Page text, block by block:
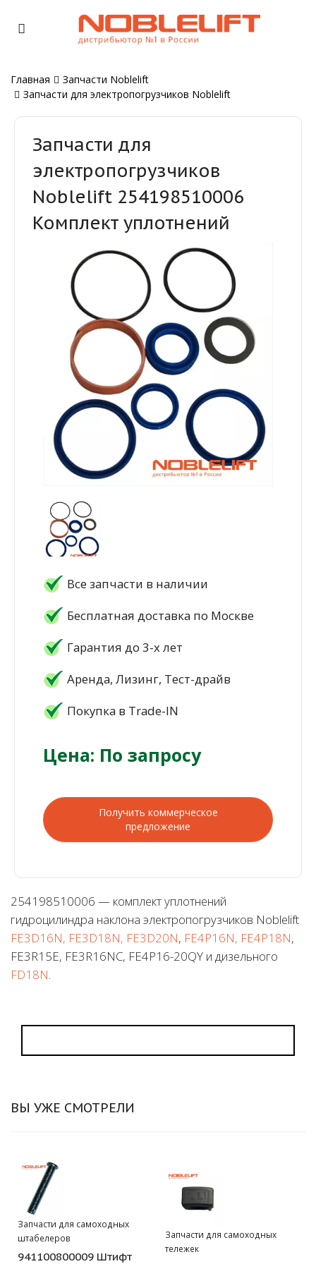
Главная
Запчасти Noblelift
Запчасти для электропогрузчиков Noblelift
Запчасти для
электропогрузчиков
Noblelift 254198510006
Комплект уплотнений
Все запчасти в наличии
Бесплатная доставка по Москве
Гарантия до 3-х лет
Аренда, Лизинг, Тест-драйв
Покупка в Trade-IN
Цена: По запросу
Получить коммерческое
предложение
254198510006 — комплект уплотнений
гидроцилиндра наклона электропогрузчиков Noblelift
FE3D16N, FE3D18N, FE3D20N, FE4P16N, FE4P18N,
FE3R15E, FE3R16NC, FE4P16-20QY и дизельного
FD18N.
ВЫ УЖЕ СМОТРЕЛИ
Запчасти для самоходных
штабелеров
941100800009 Штифт
Запчасти для самоходных
тележек